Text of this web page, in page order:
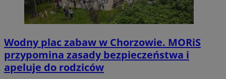
Wodny plac zabaw w Chorzowie. MORiS
przypomina zasady bezpieczeństwa i
apeluje do rodziców